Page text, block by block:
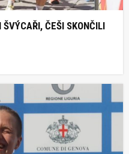
ČEŠI SKONČILI